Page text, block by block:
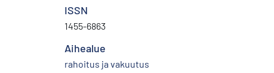
ISSN
1455-6863
Aihealue
rahoitus ja vakuutus